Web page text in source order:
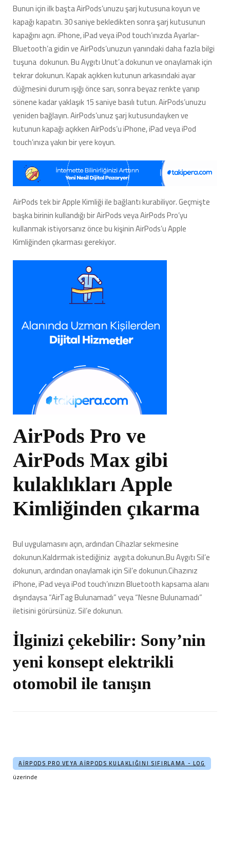
Bunun için ilk başta AirPods’unuzu şarj kutusuna koyun ve
kapağı kapatın. 30 saniye bekledikten sonra şarj kutusunun
kapağını açın. iPhone, iPad veya iPod touch’ınızda Ayarlar-
Bluetooth’a gidin ve AirPods’unuzun yanındaki daha fazla bilgi
tuşuna dokunun. Bu Aygıtı Unut’a dokunun ve onaylamak için
tekrar dokunun. Kapak açıkken kutunun arkasındaki ayar
düğmesini durum ışığı önce sarı, sonra beyaz renkte yanıp
sönene kadar yaklaşık 15 saniye basılı tutun. AirPods’unuzu
yeniden bağlayın. AirPods’unuz şarj kutusundayken ve
kutunun kapağı açıkken AirPods’u iPhone, iPad veya iPod
touch’ınıza yakın bir yere koyun.
AirPods tek bir Apple Kimliği ile bağlantı kurabiliyor. Geçmişte
başka birinin kullandığı bir AirPods veya AirPods Pro’yu
kullanmak istiyorsanız önce bu kişinin AirPods’u Apple
Kimliğinden çıkarması gerekiyor.
AirPods Pro ve
AirPods Max gibi
kulaklıkları Apple
Kimliğinden çıkarma
Bul uygulamasını açın, ardından Cihazlar sekmesine
dokunun.Kaldırmak istediğiniz aygıta dokunun.Bu Aygıtı Sil’e
dokunun, ardından onaylamak için Sil’e dokunun.Cihazınız
iPhone, iPad veya iPod touch’ınızın Bluetooth kapsama alanı
dışındaysa “AirTag Bulunamadı” veya “Nesne Bulunamadı”
iletisini görürsünüz. Sil’e dokunun.
İlginizi çekebilir: Sony’nin
yeni konsept elektrikli
otomobil ile tanışın
AIRPODS PRO VEYA AIRPODS KULAKLIĞINI SIFIRLAMA - LOG
üzerinde